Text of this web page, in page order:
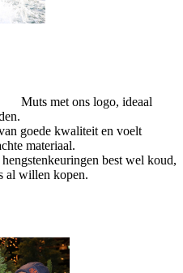
logo, ideaal
en voelt
materiaal.
best wel koud,
al willen kopen.